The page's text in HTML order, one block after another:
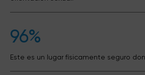
96%
Este es un lugar físicamente seguro